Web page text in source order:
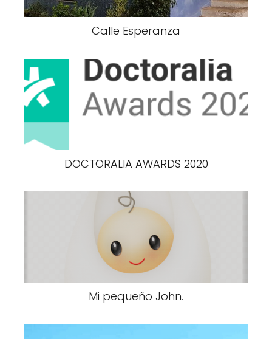
Calle Esperanza
DOCTORALIA AWARDS 2020
Mi pequeño John.